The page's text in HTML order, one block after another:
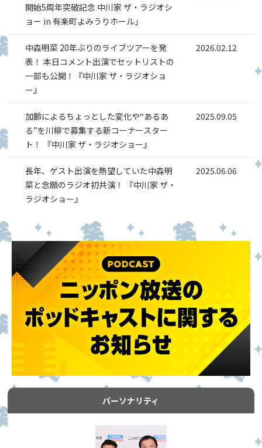
開始5周年突破記念 中川家 ザ・ラジオシ
ョー in 有楽町よみうりホール」
中森明菜 20年ぶりのライブツアーを発
表！ 本日コメント出演でセットリストの
一部も公開！『中川家 ザ・ラジオショ
ー』
2026.02.12
加齢によるちょっとした変化や“あるあ
る”を川柳で募集する新コーナースター
ト！ 『中川家 ザ・ラジオショー』
2025.09.05
長年、ゲスト出演を熱望していた中森明
菜と念願のラジオ初共演！ 『中川家 ザ・
ラジオショー』
2025.06.06
パーソナリティ